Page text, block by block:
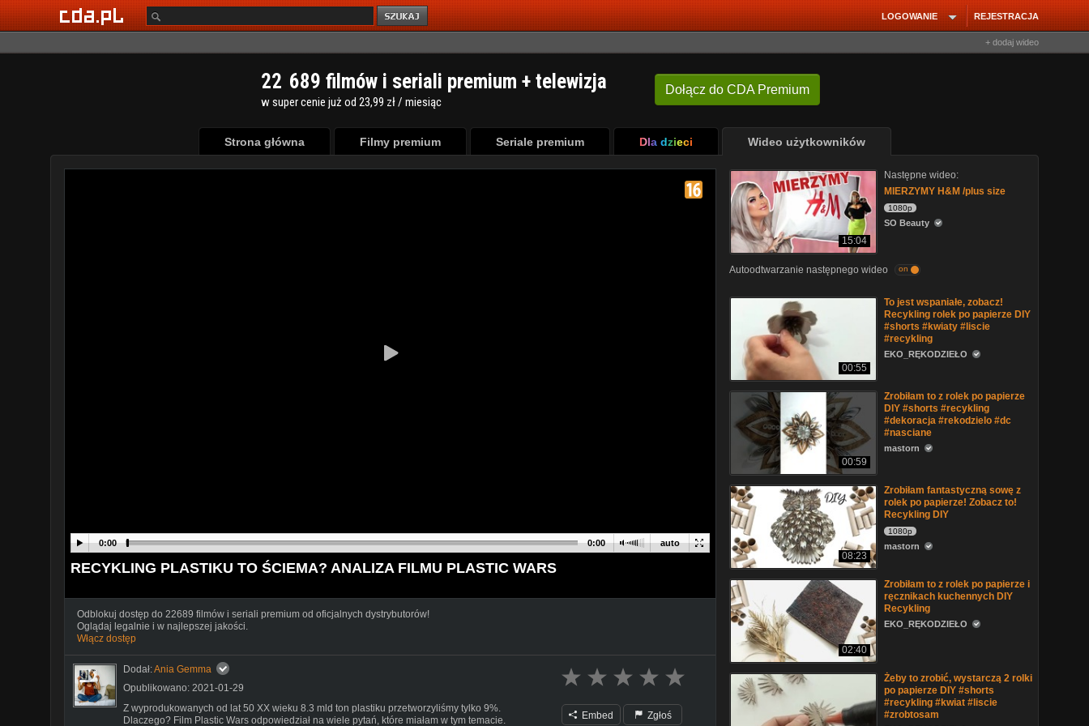
REJESTRACJA
LOGOWANIE
+ dodaj wideo
Dołącz do CDA Premium
22 689 filmów i seriali premium + telewizja
w super cenie już od 23,99 zł / miesiąc
Strona główna Filmy premium Seriale premium Dla dzieci Wideo użytkowników
auto
0:00 0:00
RECYKLING PLASTIKU TO ŚCIEMA? ANALIZA FILMU PLASTIC WARS
Odblokuj dostęp do 22689 filmów i seriali premium od oficjalnych dystrybutorów!
Oglądaj legalnie i w najlepszej jakości.
Włącz dostęp
Dodał:Ania Gemma
Opublikowano: 2021-01-29
Z wyprodukowanych od lat 50 XX wieku 8.3 mld ton plastiku przetworzyliśmy tylko 9%.
Dlaczego? Film Plastic Wars odpowiedział na wiele pytań, które miałam w tym temacie.
Embed Zgłoś
15:04
Następne wideo:
MIERZYMY H&M /plus size
1080p
SO Beauty
Autoodtwarzanie następnego wideo on
00:55
To jest wspaniałe, zobacz!
Recykling rolek po papierze DIY
#shorts #kwiaty #liscie
#recykling
EKO_RĘKODZIEŁO
00:59
Zrobiłam to z rolek po papierze
DIY #shorts #recykling
#dekoracja #rekodzielo #dc
#nasciane
mastorn
08:23
Zrobiłam fantastyczną sowę z
rolek po papierze! Zobacz to!
Recykling DIY
1080p
mastorn
02:40
Zrobiłam to z rolek po papierze i
ręcznikach kuchennych DIY
Recykling
EKO_RĘKODZIEŁO
Żeby to zrobić, wystarczą 2 rolki
po papierze DIY #shorts
#recykling #kwiat #liscie
#zrobtosam